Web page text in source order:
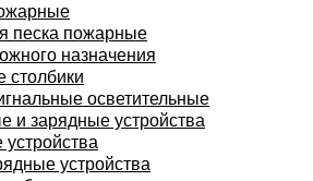
песка пожарные
назначения
осветительные
и зарядные устройства
устройства